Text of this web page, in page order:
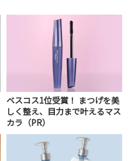
ベスコス1位受賞！ まつげを美
しく整え、目力まで叶えるマス
カラ（PR）